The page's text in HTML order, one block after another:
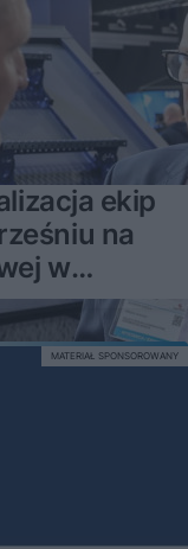
ekip
na
w
MATERIAŁ SPONSOROWANY